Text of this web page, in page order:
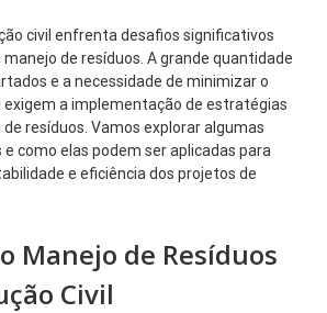
civil enfrenta desafios significativos
de resíduos. A grande quantidade
e a necessidade de minimizar o
a implementação de estratégias
resíduos. Vamos explorar algumas
como elas podem ser aplicadas para
e eficiência dos projetos de
Manejo de Resíduos
Civil